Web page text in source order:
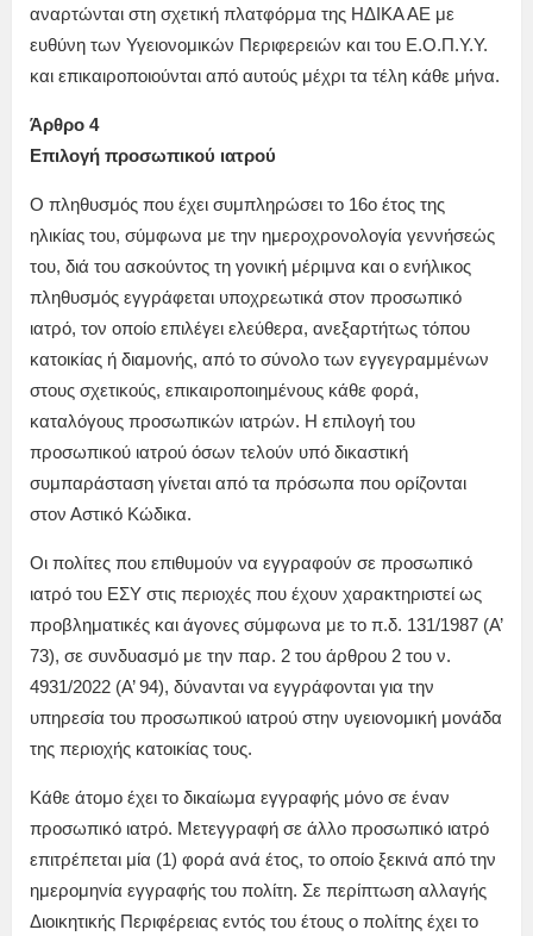
αναρτώνται στη σχετική πλατφόρμα της ΗΔΙΚΑ ΑΕ με
ευθύνη των Υγειονομικών Περιφερειών και του Ε.Ο.Π.Υ.Υ.
και επικαιροποιούνται από αυτούς μέχρι τα τέλη κάθε μήνα.
Άρθρο 4
Επιλογή προσωπικού ιατρού
Ο πληθυσμός που έχει συμπληρώσει το 16ο έτος της
ηλικίας του, σύμφωνα με την ημεροχρονολογία γεννήσεώς
του, διά του ασκούντος τη γονική μέριμνα και ο ενήλικος
πληθυσμός εγγράφεται υποχρεωτικά στον προσωπικό
ιατρό, τον οποίο επιλέγει ελεύθερα, ανεξαρτήτως τόπου
κατοικίας ή διαμονής, από το σύνολο των εγγεγραμμένων
στους σχετικούς, επικαιροποιημένους κάθε φορά,
καταλόγους προσωπικών ιατρών. Η επιλογή του
προσωπικού ιατρού όσων τελούν υπό δικαστική
συμπαράσταση γίνεται από τα πρόσωπα που ορίζονται
στον Αστικό Κώδικα.
Οι πολίτες που επιθυμούν να εγγραφούν σε προσωπικό
ιατρό του ΕΣΥ στις περιοχές που έχουν χαρακτηριστεί ως
προβληματικές και άγονες σύμφωνα με το π.δ. 131/1987 (Α’
73), σε συνδυασμό με την παρ. 2 του άρθρου 2 του ν.
4931/2022 (Α’ 94), δύνανται να εγγράφονται για την
υπηρεσία του προσωπικού ιατρού στην υγειονομική μονάδα
της περιοχής κατοικίας τους.
Κάθε άτομο έχει το δικαίωμα εγγραφής μόνο σε έναν
προσωπικό ιατρό. Μετεγγραφή σε άλλο προσωπικό ιατρό
επιτρέπεται μία (1) φορά ανά έτος, το οποίο ξεκινά από την
ημερομηνία εγγραφής του πολίτη. Σε περίπτωση αλλαγής
Διοικητικής Περιφέρειας εντός του έτους ο πολίτης έχει το